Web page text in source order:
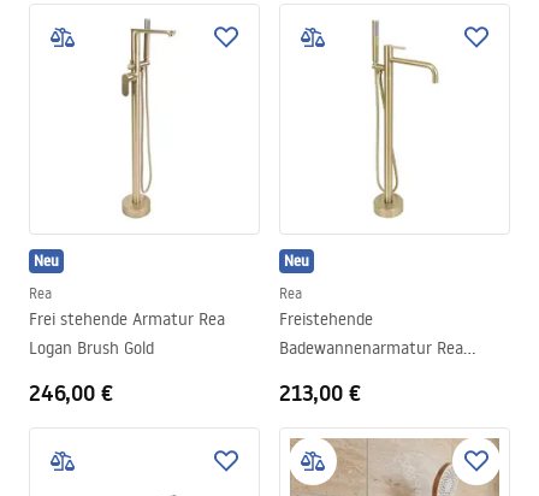
Neu
Rea
Frei stehende Armatur Rea
Logan Brush Gold
246,00 €
Neu
Rea
Freistehende
Badewannenarmatur Rea
213,00 €